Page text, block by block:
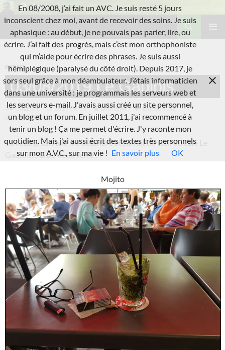
au
contenu
L'A.V.C.
Recherche
PERSO
03/08/2019 Le Gaulois
GALERIE 2019-08-03 LAURENT
LAISSER UN
COMMENTAIRE
Samedi, je suis allé me détendre et j’ai fait un tour au café Le
Gaulois. J’ai bu deux verre :
Mojito
En 08/2008, j’ai fait un AVC. Je suis resté 5 jours
inconscient chez moi, avant de recevoir des soins. Je suis
aphasique : au début, je ne pouvais pas parler, lire, ou
écrire. J’ai fait des progrès, mais c’est mon orthophoniste
qui m’aide pour écrire des phrases. Je suis aussi
hémiplégique (paralysé du côté droit). Depuis 2017, je
sors seul grâce à mon déambulateur. J’étais informaticien
dans une université : je programmais les serveurs web et
les serveurs e-mail. J'avais aussi créé un site personnel,
un blog et un forum. En juillet 2011, j'ai recommencé à
tenir un blog ! Ça me permet d'écrire. J'y raconte mon
quotidien. Mais j'ai aussi écrit des textes très personnels
sur mon A.V.C., sur ma vie ! En savoir plus OK